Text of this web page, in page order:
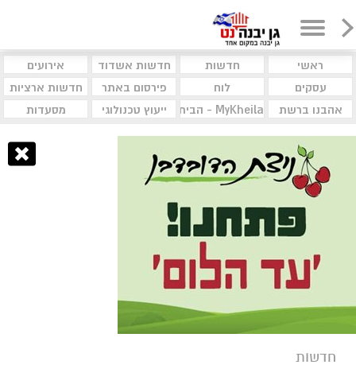
ראשי חדשות חדשות אשדוד
אירועים
עסקים
לוח פירסום באתר
חדשות ארציות
אהבנו ברשת
MyKheila - הבית לעסקים וקהילות ייעוץ טכנולוגי מסעדות
חדשות